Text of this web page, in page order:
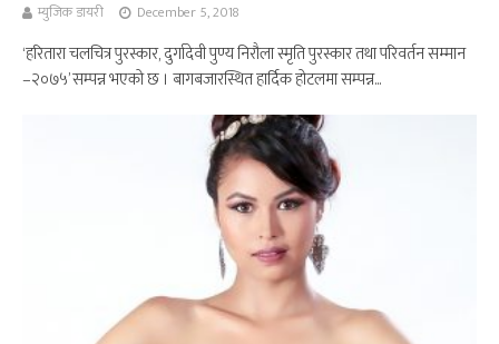
म्युजिक डायरी December 5, 2018
‘हरितारा चलचित्र पुरस्कार, दुर्गादेवी पुण्य निरौला स्मृति पुरस्कार तथा परिवर्तन सम्मान
–२०७५’ सम्पन्न भएको छ । बागबजारस्थित हार्दिक होटलमा सम्पन्न...